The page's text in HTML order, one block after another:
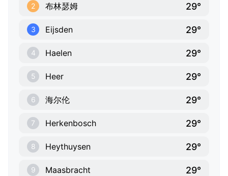
2 布林瑟姆 29°
3 Eijsden 29°
4 Haelen 29°
5 Heer 29°
6 海尔伦 29°
7 Herkenbosch 29°
8 Heythuysen 29°
9 Maasbracht 29°